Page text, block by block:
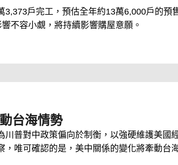
戶完工，預估全年約13萬6,000戶的預
不容小覷，將持續影響購屋意願。
台海情勢
普對中政策偏向於制衡，以強硬維護美國
唯可確認的是，美中關係的變化將牽動台